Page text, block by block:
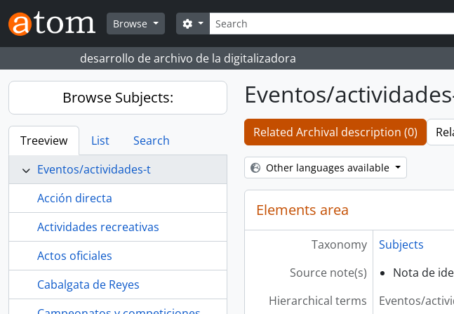
Skip to main content
Browse
Search
Search options
desarrollo de archivo de la digitalizadora
Browse Subjects:
Treeview List
Search
Eventos/actividades-t
Acción directa
Actividades recreativas
Actos oficiales
Cabalgata de Reyes
Eventos/
Related Archival description (0)
Other languages available
Elements area
Taxonomy
Subjects
Source note(s)
Nota de
Hierarchical terms
Eventos/